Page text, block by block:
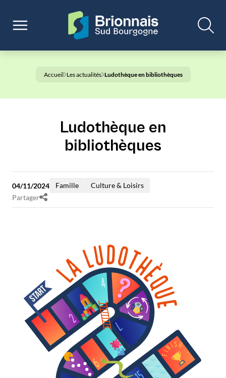
Accueil Les actualités Ludothèque en bibliothèques
Ludothèque en
bibliothèques
04/11/2024 Famille
Culture & Loisirs
Partager